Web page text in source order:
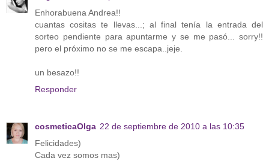
Enhorabuena Andrea!!
cuantas cositas te llevas...; al final tenía la entrada del
sorteo pendiente para apuntarme y se me pasó... sorry!!
pero el próximo no se me escapa..jeje.
un besazo!!
Responder
cosmeticaOlga 22 de septiembre de 2010 a las 10:35
Felicidades)
Cada vez somos mas)